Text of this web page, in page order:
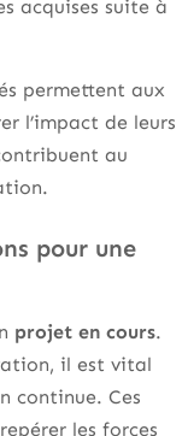
acquises suite à
permettent aux
l’impact de leurs
au
pour une
projet en cours.
il est vital
continue. Ces
les forces